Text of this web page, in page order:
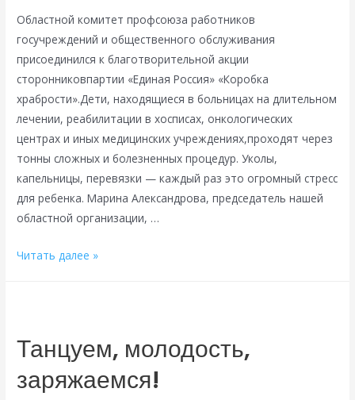
Областной комитет профсоюза работников
госучреждений и общественного обслуживания
присоединился к благотворительной акции
сторонниковпартии «Единая Россия» «Коробка
храбрости».Дети, находящиеся в больницах на длительном
лечении, реабилитации в хосписах, онкологических
центрах и иных медицинских учреждениях,проходят через
тонны сложных и болезненных процедур. Уколы,
капельницы, перевязки — каждый раз это огромный стресс
для ребенка. Марина Александрова, председатель нашей
областной организации, …
Профсоюз
героев
вместе!
Читать далее »
Танцуем, молодость,
заряжаемся!